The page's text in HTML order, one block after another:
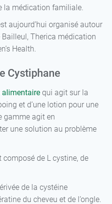
la médication familiale.
aujourd’hui organisé autour
Therica médication
Health.
Cystiphane
qui agit sur la
et d’une lotion pour une
gamme agit en
une solution au problème
composé de L cystine, de
de la cystéine
du cheveu et de l’ongle.